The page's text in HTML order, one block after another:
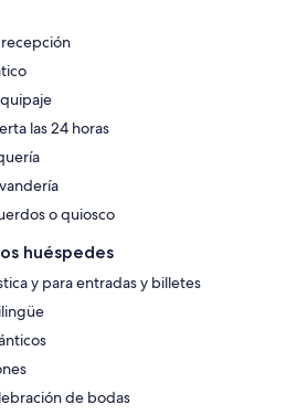
las 24 horas
o quiosco
huéspedes
y para entradas y billetes
de bodas